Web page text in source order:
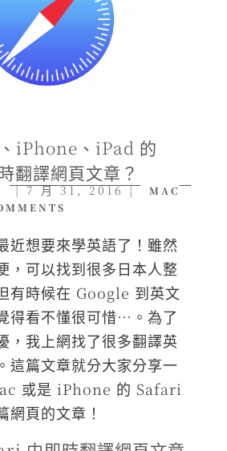
iPhone、iPad 的
翻譯網頁文章？
|7 月 31, 2016|
MAC
近想要來學英語了！雖然
，可以找到很多日本人整
有時候在 Google 到英文
得看不懂很可惜…。為了
，我上網找了很多翻譯英
這篇文章就分大家分享一
或是 iPhone 的 Safari
網頁的文章！